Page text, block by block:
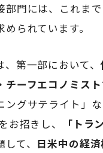
部門には、これま
られています。
、第一部において、
チーフエコノミスト
ングサテライト」
お招きし、
「トラ
して、 日米中の経